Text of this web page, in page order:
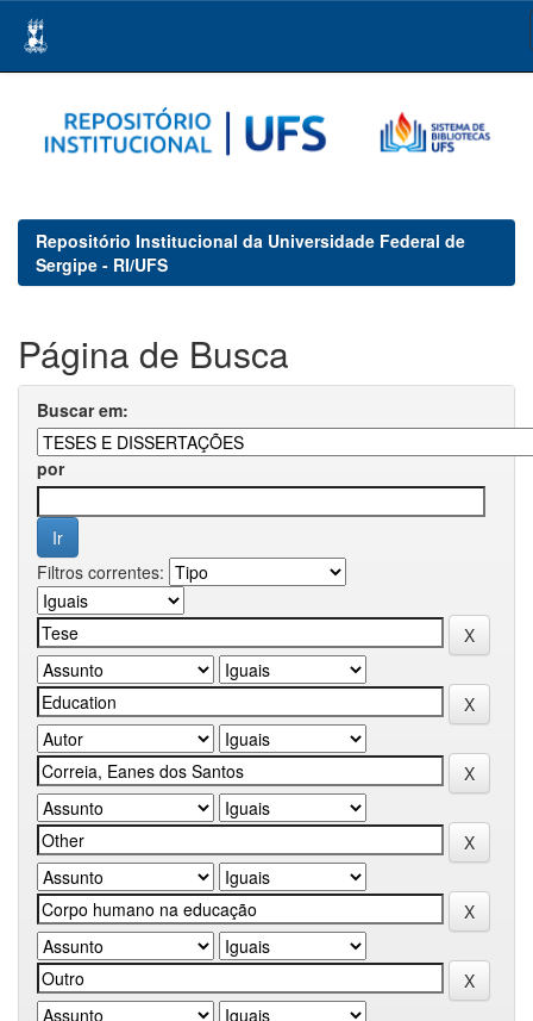
navigation
Repositório Institucional da Universidade Federal de
Sergipe - RI/UFS
Página de Busca
Buscar em:
por
Filtros correntes: